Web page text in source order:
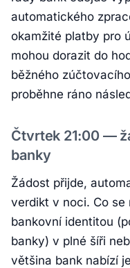
automatického
okamžité platby pro
mohou dorazit do
běžného
proběhne ráno
Čtvrtek 21:00 —
banky
Žádost přijde,
verdikt v noci. Co
bankovní identitou
banky) v plné šíři
většina bank nabízí